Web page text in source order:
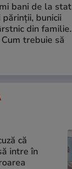
bani de la stat
bunicii
din familie.
trebuie să
că
intre în